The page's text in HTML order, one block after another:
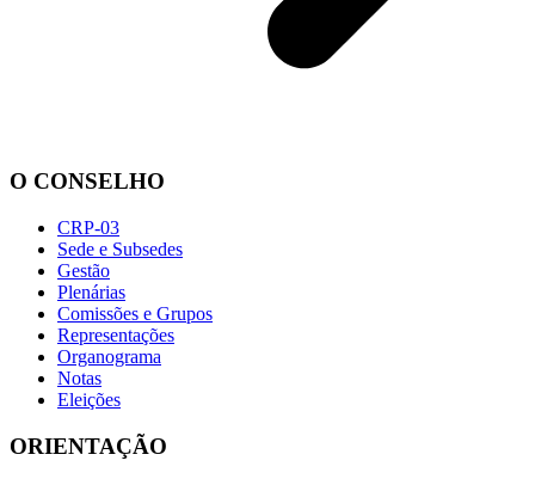
O CONSELHO
CRP-03
Sede e Subsedes
Gestão
Plenárias
Comissões e Grupos
Representações
Organograma
Notas
Eleições
ORIENTAÇÃO